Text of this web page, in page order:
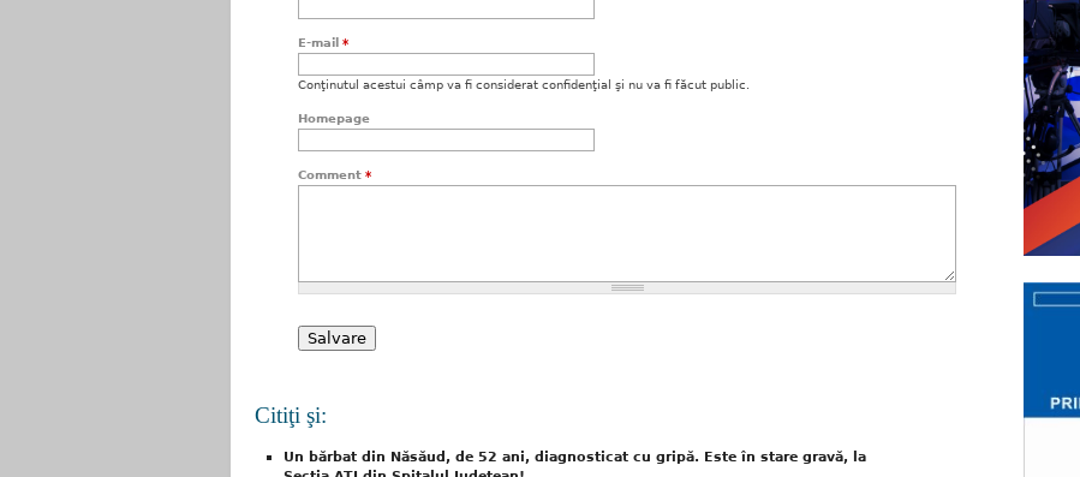
E-mail *
Conţinutul acestui câmp va fi considerat confidenţial şi nu va fi făcut public.
Homepage
Comment *
Citiţi şi:
Un bărbat din Năsăud, de 52 ani, diagnosticat cu gripă. Este în stare gravă, la